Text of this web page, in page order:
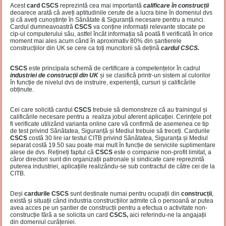
Acestcard CSCS reprezintă cea mai importantăcalificare în construcții
deoarece arată că aveți aptitudinile cerute de a lucra bine în domeniul dvs
și că aveți cunoștințe în Sănătate & Siguranță necesare pentru a munci.
Cardul dumneavoastrăCSCS va conține informații relevante stocate pe
cip-ul computerului său, astfel încât informația să poată fi verificată în orice
moment mai ales acum când în aproximativ 80% din șantierele
construcțiilor din UK se cere ca toți muncitorii să deținăcardul CSCS.
CSCS este principala schemă de certificare a competențelor în cadrul
industriei de construcții din UK și se clasifică printr-un sistem al culorilor
în funcție de nivelul dvs de instruire, experiență, cursuri și calificările
obținute.
Cei care solicită cardulCSCS trebuie să demonstreze că au trainingul și
calificările necesare pentru a realiza jobul aferent aplicației. Cerințele pot
fi verificate utilizând varianta online care vă confirmă de asemenea ce tip
de test privind Sănătatea, Siguranță și Mediul trebuie să treceți. Cardurile
CSCScostă 30 lire iar testul CITB privind Sănătatea, Siguranța și Mediul
separat costă 19.50 sau poate mai mult în funcție de serviciile suplimentare
alese de dvs. Rețineți faptul că CSCS este o companie non-profit limitat, a
căror directori sunt din organizații patronale și sindicate care reprezintă
puterea industriei, aplicațiile realizându-se sub contractul de către cei de la
CITB.
Deșicardurile CSCS sunt destinate numai pentru ocupații dinconstrucții
există și situații când industria construcțiilor admite că o persoană ar putea
avea acces pe un șantier de construcții pentru a efectua o activitate non-
construcție fără a se solicita un cardCSCS, aici referindu-ne la angajații
din domeniul curățeniei.